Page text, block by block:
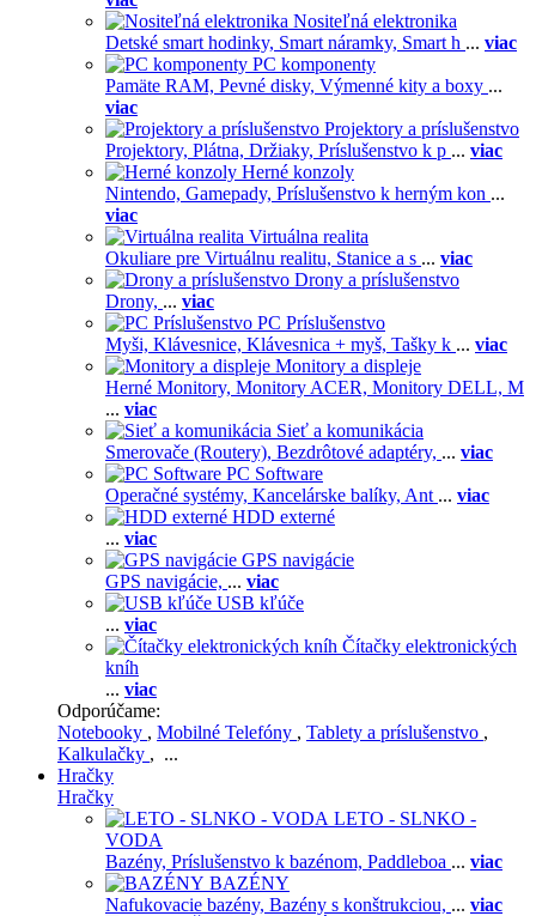
Nositeľná elektronika
Detské smart hodinky, Smart náramky, Smart h ... viac
PC komponenty
Pamäte RAM, Pevné disky, Výmenné kity a boxy ...
viac
Projektory a príslušenstvo
Projektory, Plátna, Držiaky, Príslušenstvo k p ... viac
Herné konzoly
Nintendo, Gamepady, Príslušenstvo k herným kon ...
viac
Virtuálna realita
Okuliare pre Virtuálnu realitu, Stanice a s ... viac
Drony a príslušenstvo
Drony, ... viac
PC Príslušenstvo
Myši, Klávesnice, Klávesnica + myš, Tašky k ... viac
Monitory a displeje
Herné Monitory, Monitory ACER, Monitory DELL, M
... viac
Sieť a komunikácia
Smerovače (Routery), Bezdrôtové adaptéry, ... viac
PC Software
Operačné systémy, Kancelárske balíky, Ant ... viac
HDD externé
... viac
GPS navigácie
GPS navigácie, ... viac
USB kľúče
... viac
Čítačky elektronických
kníh
... viac
Odporúčame:
Notebooky , Mobilné Telefóny , Tablety a príslušenstvo ,
Kalkulačky , ...
Hračky
Hračky
LETO - SLNKO -
VODA
Bazény, Príslušenstvo k bazénom, Paddleboa ... viac
BAZÉNY
Nafukovacie bazény, Bazény s konštrukciou, ... viac